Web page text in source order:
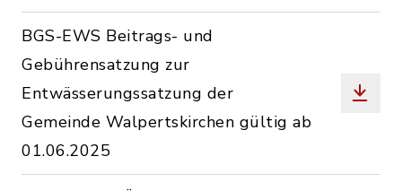
BGS-EWS Beitrags- und
Gebührensatzung zur
Entwässerungssatzung der
Gemeinde Walpertskirchen gültig ab
01.06.2025